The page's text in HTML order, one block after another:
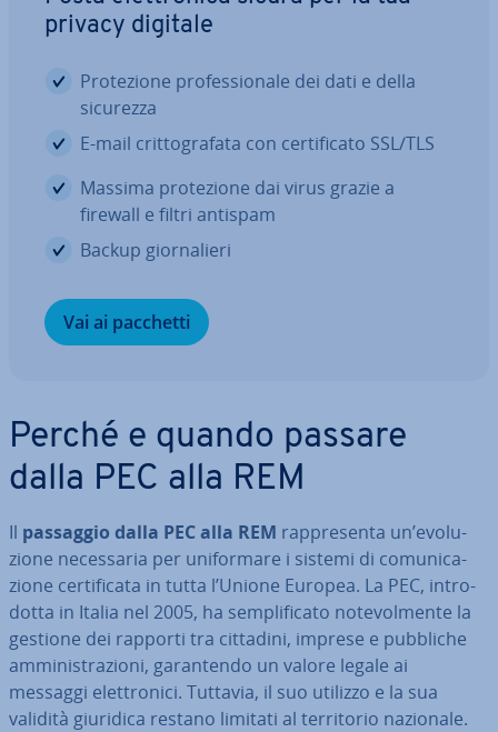
privacy digitale
Pro­te­zio­ne pro­fes­sio­na­le dei dati e della
sicurezza
E-mail crit­to­gra­fa­ta con cer­ti­fi­ca­to SSL/TLS
Massima pro­te­zio­ne dai virus grazie a
firewall e filtri antispam
Backup gior­na­lie­ri
Vai ai pacchetti
Perché e quando passare
dalla PEC alla REM
Il passaggio dalla PEC alla REM rap­pre­sen­ta un’evo­lu­
zio­ne ne­ces­sa­ria per uni­for­ma­re i sistemi di co­mu­ni­ca­
zio­ne cer­ti­fi­ca­ta in tutta l’Unione Europea. La PEC, in­tro­
dot­ta in Italia nel 2005, ha sem­pli­fi­ca­to no­te­vol­men­te la
gestione dei rapporti tra cittadini, imprese e pubbliche
am­mi­ni­stra­zio­ni, ga­ran­ten­do un valore legale ai
messaggi elet­tro­ni­ci. Tuttavia, il suo utilizzo e la sua
validità giuridica restano limitati al ter­ri­to­rio nazionale.